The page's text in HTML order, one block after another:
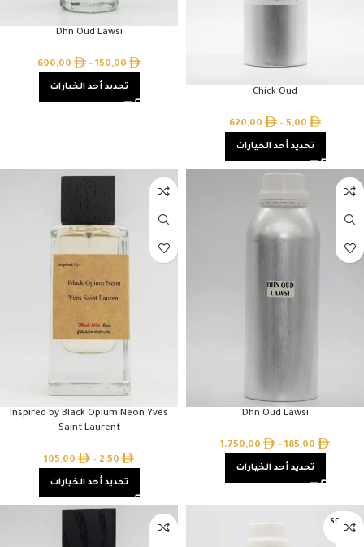
Chick Oud
5,00
–
620,00
تحديد أحد الخيارات
Dhn Oud Lawsi
150,00
–
600,00
تحديد أحد الخيارات
Dhn Oud Lawsi
185,00
–
1.750,00
تحديد أحد الخيارات
Inspired by Black Opium Neon Yves
Saint Laurent
2,50
–
105,00
تحديد أحد الخيارات
SOLD O
UT